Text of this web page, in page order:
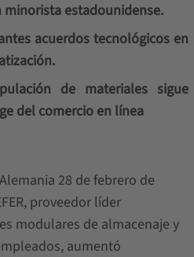
minorista estadounidense.
acuerdos tecnológicos en
de materiales sigue
del comercio en línea
28 de febrero de
proveedor líder
modulares de almacenaje y
aumentó